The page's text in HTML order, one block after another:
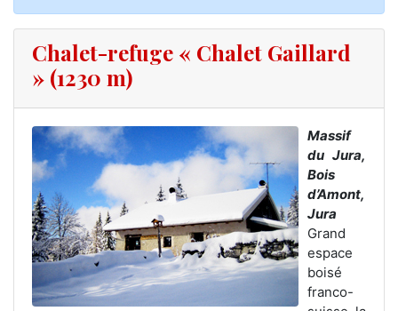
Chalet-refuge « Chalet Gaillard
» (1230 m)
Massif
du Jura,
Bois
d’Amont,
Jura
Grand
espace
boisé
franco-